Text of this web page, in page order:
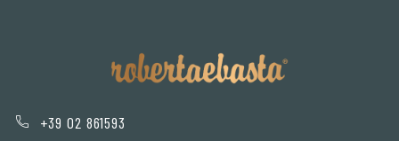
+39 02 861593